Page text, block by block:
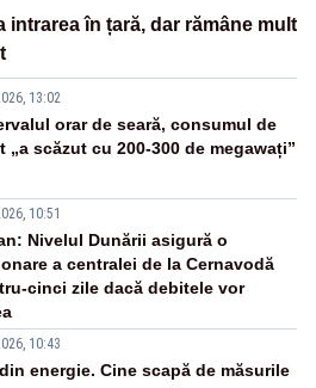
intrarea în țară, dar rămâne mult
13:02
orar de seară, consumul de
„a scăzut cu 200-300 de megawați”
10:51
Nivelul Dunării asigură o
a centralei de la Cernavodă
cinci zile dacă debitele vor
10:43
energie. Cine scapă de măsurile